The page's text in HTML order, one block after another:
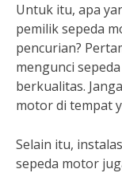
Untuk itu, apa
pemilik sepeda
pencurian?
mengunci
berkualitas.
motor di tempat
Selain itu,
sepeda motor